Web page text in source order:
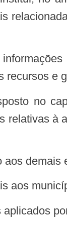
recursos e
no
relativas à
aos demais
aos
aplicados